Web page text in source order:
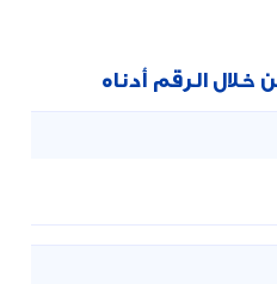
الرقم أدناه